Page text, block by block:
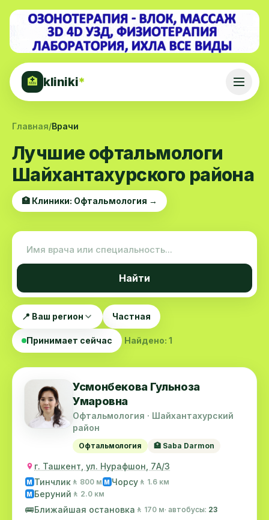
🏥 kliniki*
Главная/Врачи
Лучшие офтальмологи
Шайхантахурского района
🏥 Клиники: Офтальмология →
Найти
📍 Ваш регион Частная
Принимает сейчас Найдено: 1
Усмонбекова Гульноза
Умаровна
Офтальмология · Шайхантахурский
район
Офтальмология 🏥 Saba Darmon
г. Ташкент, ул. Нурафшон, 7А/3
M Тинчлик 🚶 800 м M Чорсу 🚶 1.6 км
M Беруний 🚶 2.0 км
🚌Ближайшая остановка 🚶 170 м· автобусы: 23